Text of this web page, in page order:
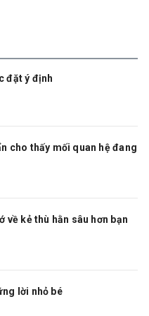
đặt ý định
cho thấy mối quan hệ đang
về kẻ thù hằn sâu hơn bạn
lời nhỏ bé